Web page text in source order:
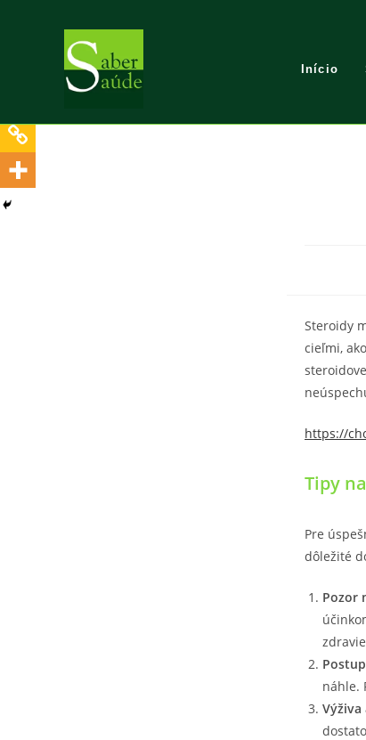
Início
Steroidy
cieľmi,
https://
Tipy
Pre
dôležité
Pozor
náhle.
Výživa